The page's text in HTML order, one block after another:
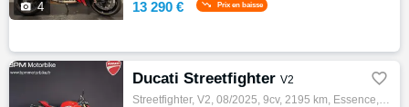
 4 13 290 € Prix en baisse
Ducati Streetfighter V2 
Streetfighter, V2, 08/2025, 9cv, 2195 km, Essence, Couleur rouge, Garantie 24 mois, 14890 €